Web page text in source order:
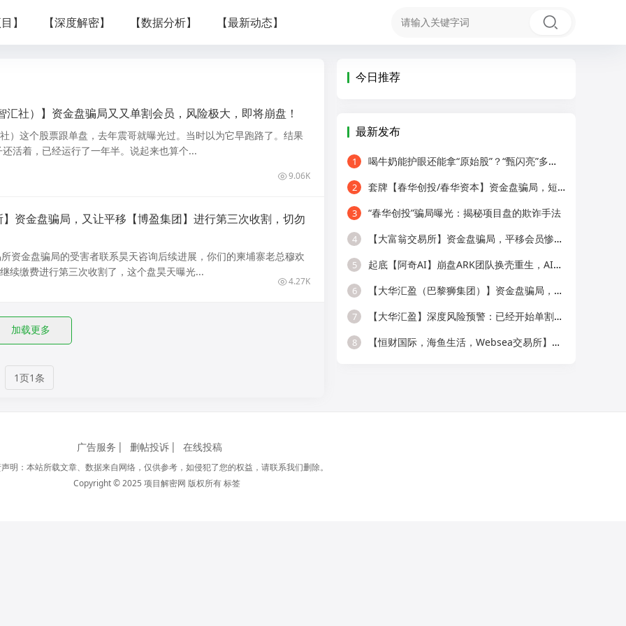
】 【深度解密】 【数据分析】 【最新动态】
汇社）】资金盘骗局又又单割会员，风险极大，即将崩盘！
）这个股票跟单盘，去年震哥就曝光过。当时以为它早跑路了。结果
活着，已经运行了一年半。说起来也算个...
9.06K
】资金盘骗局，又让平移【博盈集团】进行第三次收割，切勿
资金盘骗局的受害者联系昊天咨询后续进展，你们的柬埔寨老总穆欢
续缴费进行第三次收割了，这个盘昊天曝光...
4.27K
加载更多
1页1条
今日推荐
最新发布
1 喝牛奶能护眼还能拿“原始股”？“甄闪亮”多级代理被疑传销！
2 套牌【春华创投/春华资本】资金盘骗局，短期收割快杀盘，远离！
3 “春华创投”骗局曝光：揭秘项目盘的欺诈手法
4 【大富翁交易所】资金盘骗局，平移会员惨遭全割，提现直接封号！
5 起底【阿奇AI】崩盘ARK团队换壳重生，AI风口外衣，还是老牌分销套路！
6 【大华汇盈（巴黎狮集团）】资金盘骗局，冒用正规企业名称，大量单割会员，
7 【大华汇盈】深度风险预警：已经开始单割，会员抓紧提现！！！
8 【恒财国际，海鱼生活，Websea交易所】这3个项目随时崩盘跑路，赶快远离！
广告服务 删帖投诉 在线投稿
明：本站所载文章、数据来自网络，仅供参考，如侵犯了您的权益，请联系我们删除。
Copyright © 2025 项目解密网 版权所有标签